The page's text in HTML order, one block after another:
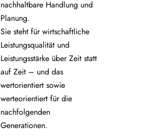
nachhaltbare Handlung und
Planung.
Sie steht für wirtschaftliche
Leistungsqualität und
Leistungsstärke über Zeit statt
auf Zeit – und das
wertorientiert sowie
werteorientiert für die
nachfolgenden
Generationen.